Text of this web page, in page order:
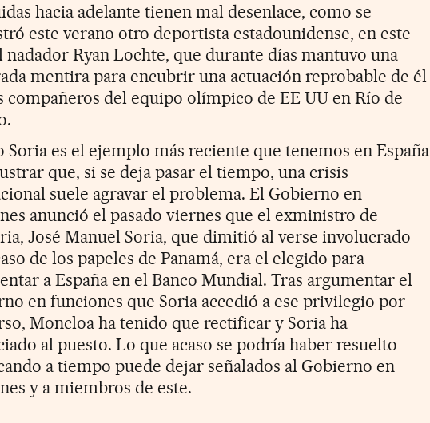
hacia adelante tienen mal desenlace, como se
este verano otro deportista estadounidense, en este
nadador Ryan Lochte, que durante días mantuvo una
mentira para encubrir una actuación reprobable de él
compañeros del equipo olímpico de EE UU en Río de
Soria es el ejemplo más reciente que tenemos en España
que, si se deja pasar el tiempo, una crisis
suele agravar el problema. El Gobierno en
anunció el pasado viernes que el exministro de
José Manuel Soria, que dimitió al verse involucrado
de los papeles de Panamá, era el elegido para
a España en el Banco Mundial. Tras argumentar el
en funciones que Soria accedió a ese privilegio por
Moncloa ha tenido que rectificar y Soria ha
al puesto. Lo que acaso se podría haber resuelto
a tiempo puede dejar señalados al Gobierno en
y a miembros de este.